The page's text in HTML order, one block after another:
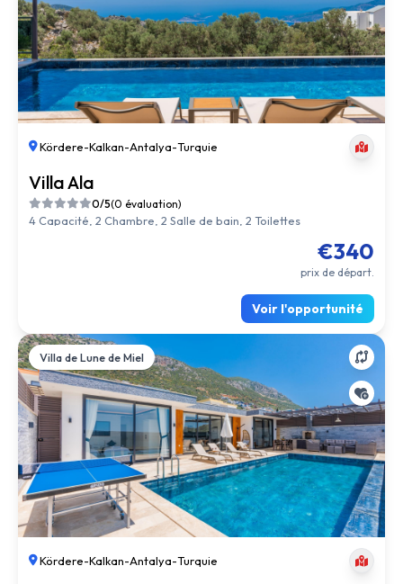
Kördere-Kalkan-Antalya-Turquie
Villa Ala
0/5(0 évaluation)
4 Capacité, 2 Chambre, 2 Salle de bain, 2 Toilettes
€340
prix de départ.
Voir l'opportunité
Villa de Lune de Miel
Kördere-Kalkan-Antalya-Turquie